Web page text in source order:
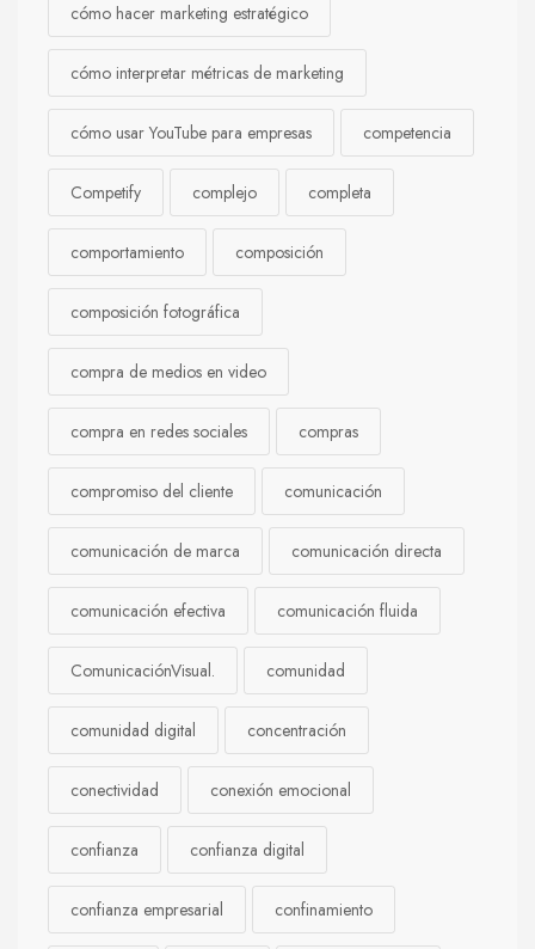
cómo hacer marketing estratégico
cómo interpretar métricas de marketing
cómo usar YouTube para empresas competencia
Competify complejo completa
comportamiento composición
composición fotográfica
compra de medios en video
compra en redes sociales compras
compromiso del cliente comunicación
comunicación de marca comunicación directa
comunicación efectiva comunicación fluida
ComunicaciónVisual. comunidad
comunidad digital concentración
conectividad conexión emocional
confianza confianza digital
confianza empresarial confinamiento